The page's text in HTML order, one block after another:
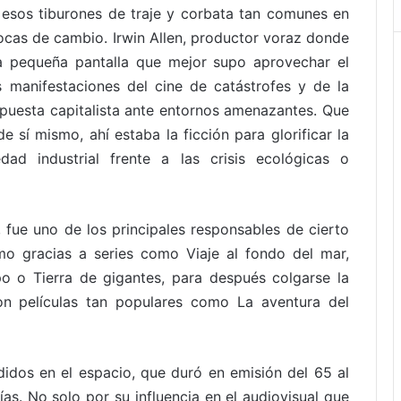
tiburones de traje y corbata tan comunes en
de cambio. Irwin Allen, productor voraz donde
pantalla que mejor supo aprovechar el
del cine de catástrofes y de la
capitalista ante entornos amenazantes. Que
sí mismo, ahí estaba la ficción para glorificar la
industrial frente a las crisis ecológicas o
uno de los principales responsables de cierto
gracias a series como Viaje al fondo del mar,
o Tierra de gigantes, para después colgarse la
películas tan populares como La aventura del
en el espacio, que duró en emisión del 65 al
No solo por su influencia en el audiovisual que